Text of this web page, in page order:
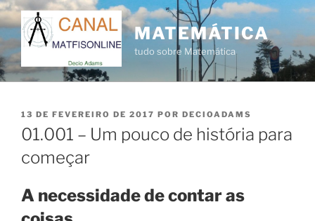
Pular
para
o
conteúdo
MATEMÁTICA
tudo sobre Matemática
PUBLICADO
EM
13 DE FEVEREIRO DE 2017 POR DECIOADAMS
01.001 – Um pouco de história para
começar
A necessidade de contar as